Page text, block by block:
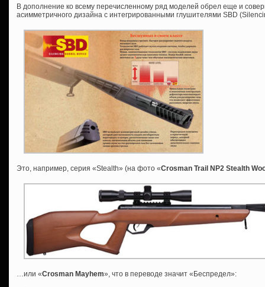
В дополнение ко всему перечисленному ряд моделей обрел еще и
асимметричного дизайна с интегрированными глушителями SBD
Это, например, серия «Stealth» (на фото «Crosman Trail NP2 Stealth
…или «Crosman Mayhem», что в переводе значит «Беспредел»: